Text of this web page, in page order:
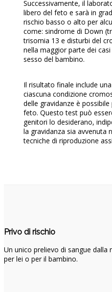
Successivamente, il
libero del feto e sarà in
rischio basso o alto per
come: sindrome di Down
trisomia 13 e disturbi del
nella maggior parte dei
sesso del bambino.
Il risultato finale include
ciascuna condizione
delle gravidanze è
feto. Questo test può
genitori lo desiderano,
la gravidanza sia avvenuta
tecniche di riproduzione
Privo di rischio
Un unico prelievo di sangue dalla
per lei o per il bambino.